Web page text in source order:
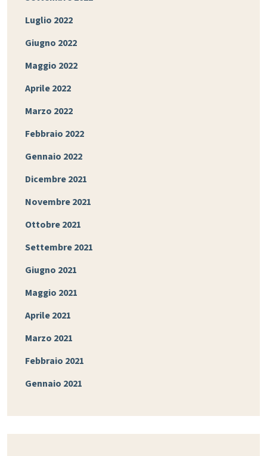
Luglio 2022
Giugno 2022
Maggio 2022
Aprile 2022
Marzo 2022
Febbraio 2022
Gennaio 2022
Dicembre 2021
Novembre 2021
Ottobre 2021
Settembre 2021
Giugno 2021
Maggio 2021
Aprile 2021
Marzo 2021
Febbraio 2021
Gennaio 2021